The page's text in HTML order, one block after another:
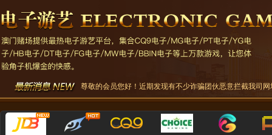
尊敬的会员您好！近期发现有不少诈骗团伙恶意拦截我司网